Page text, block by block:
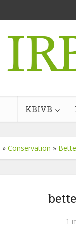
KBIVB
» Conservation »
1